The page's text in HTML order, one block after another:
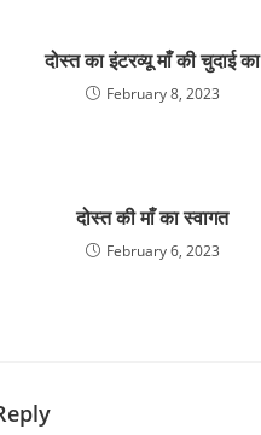
दोस्त का इंटरव्यू माँ की चुदाई का
February 8, 2023
दोस्त की माँ का स्वागत
February 6, 2023